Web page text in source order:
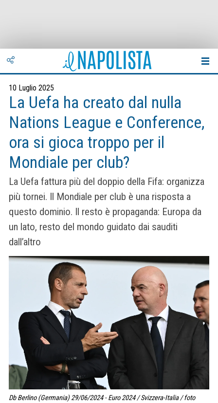
10 Luglio 2025
La Uefa ha creato dal nulla
Nations League e Conference,
ora si gioca troppo per il
Mondiale per club?
La Uefa fattura più del doppio della Fifa: organizza
più tornei. Il Mondiale per club è una risposta a
questo dominio. Il resto è propaganda: Europa da
un lato, resto del mondo guidato dai sauditi
dall’altro
Db Berlino (Germania) 29/06/2024 - Euro 2024 / Svizzera-Italia / foto